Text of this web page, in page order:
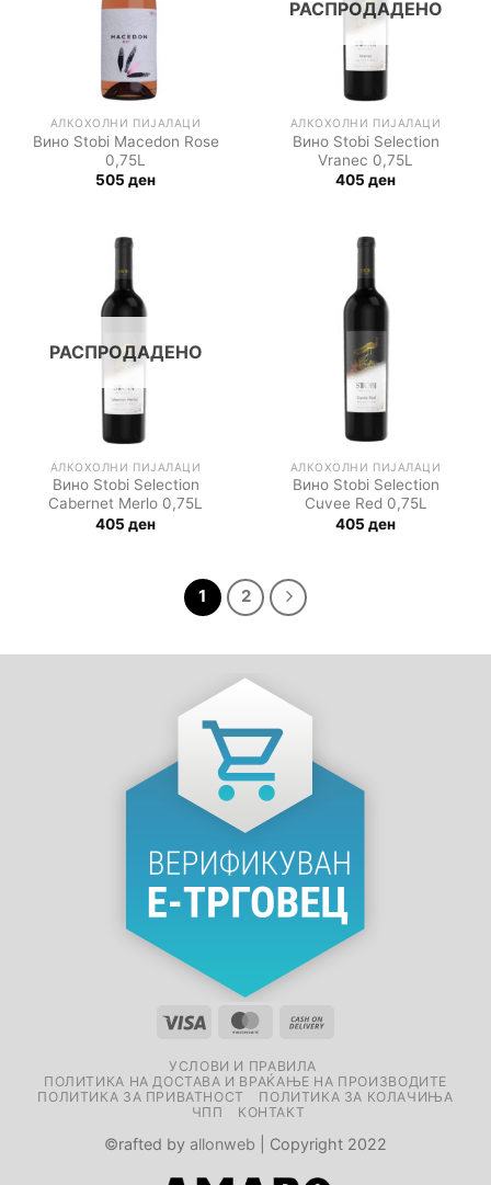
АЛКОХОЛНИ ПИЈАЛАЦИ
Вино Stobi Macedon Rose
0,75L
505 ден
РАСПРОДАДЕНО
АЛКОХОЛНИ ПИЈАЛАЦИ
Вино Stobi Selection
Vranec 0,75L
405 ден
РАСПРОДАДЕНО
АЛКОХОЛНИ ПИЈАЛАЦИ
Вино Stobi Selection
Cabernet Merlo 0,75L
405 ден
АЛКОХОЛНИ ПИЈАЛАЦИ
Вино Stobi Selection
Cuvee Red 0,75L
405 ден
1 2
УСЛОВИ И ПРАВИЛА
ПОЛИТИКА НА ДОСТАВА И ВРАЌАЊЕ НА ПРОИЗВОДИТЕ
ПОЛИТИКА ЗА ПРИВАТНОСТ
ПОЛИТИКА ЗА КОЛАЧИЊА
ЧПП
КОНТАКТ
©rafted by allonweb | Copyright 2022